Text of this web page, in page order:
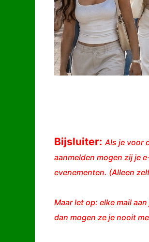
Bijsluiter: Als je voor
aanmelden mogen zij je
evenementen. (Alleen
Maar let op: elke mail
dan mogen ze je nooit